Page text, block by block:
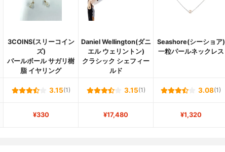
3COINS(スリーコイン
ズ)
パールボール サガリ樹
脂 イヤリング
Daniel Wellington(ダニ
エル ウェリントン)
クラシック シェフィー
ルド
Seashore(シーショア)
一粒パールネックレス
3.15(1) 3.15(1) 3.08(1)
¥330 ¥17,480 ¥1,320